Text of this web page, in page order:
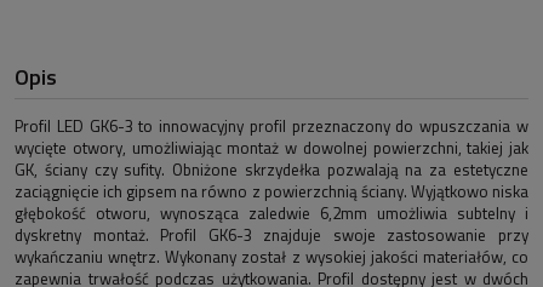
Opis
Profil LED GK6-3 to innowacyjny profil przeznaczony do wpuszczania w
wycięte otwory, umożliwiając montaż w dowolnej powierzchni, takiej jak
GK, ściany czy sufity. Obniżone skrzydełka pozwalają na za estetyczne
zaciągnięcie ich gipsem na równo z powierzchnią ściany. Wyjątkowo niska
głębokość otworu, wynosząca zaledwie 6,2mm umożliwia subtelny i
dyskretny montaż. Profil GK6-3 znajduje swoje zastosowanie przy
wykańczaniu wnętrz. Wykonany został z wysokiej jakości materiałów, co
zapewnia trwałość podczas użytkowania. Profil dostępny jest w dwóch